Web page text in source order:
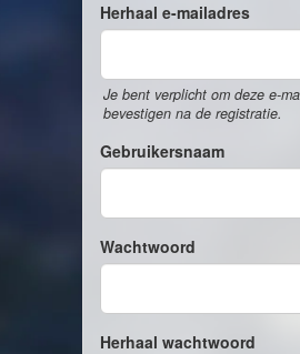
Herhaal e-mailadres
Je bent verplicht om deze e-
bevestigen na de registratie.
Gebruikersnaam
Wachtwoord
Herhaal wachtwoord